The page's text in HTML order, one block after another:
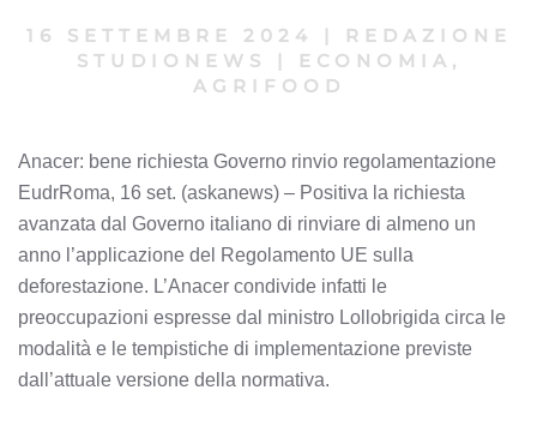
16 SETTEMBRE 2024
REDAZIONE
STUDIONEWS
ECONOMIA,
AGRIFOOD
Anacer: bene richiesta Governo rinvio regolamentazione
EudrRoma, 16 set. (askanews) – Positiva la richiesta
avanzata dal Governo italiano di rinviare di almeno un
anno l’applicazione del Regolamento UE sulla
deforestazione. L’Anacer condivide infatti le
preoccupazioni espresse dal ministro Lollobrigida circa le
modalità e le tempistiche di implementazione previste
dall’attuale versione della normativa.